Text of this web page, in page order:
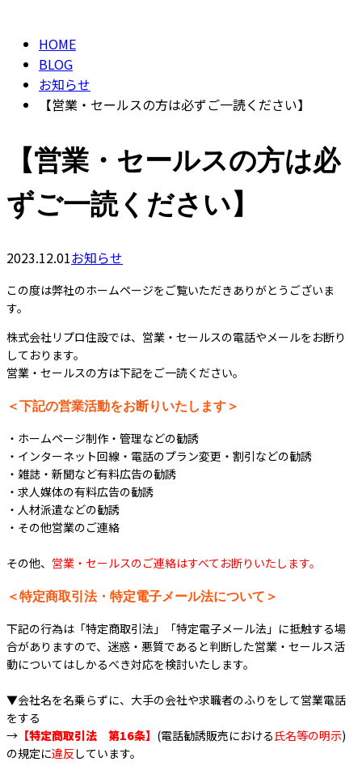
HOME
BLOG
お知らせ
【営業・セールスの方は必ずご一読ください】
【営業・セールスの方は必
ずご一読ください】
2023.12.01お知らせ
この度は弊社のホームページをご覧いただきありがとうございま
す。
株式会社リプロ住設では、営業・セールスの電話やメールをお断り
しております。
営業・セールスの方は下記をご一読ください。
＜下記の営業活動をお断りいたします＞
・ホームページ制作・管理などの勧誘
・インターネット回線・電話のプラン変更・割引などの勧誘
・雑誌・新聞など有料広告の勧誘
・求人媒体の有料広告の勧誘
・人材派遣などの勧誘
・その他営業のご連絡
その他、 営業・セールスのご連絡はすべてお断りいたします。
＜特定商取引法・特定電子メール法について＞
下記の行為は「特定商取引法」「特定電子メール法」に抵触する場
合がありますので、迷惑・悪質であると判断した営業・セールス活
動についてはしかるべき対応を検討いたします。
▼会社名を名乗らずに、大手の会社や求職者のふりをして営業電話
をする
→ 【特定商取引法 第16条】 (電話勧誘販売における 氏名等の明示)
の規定に違反 しています。